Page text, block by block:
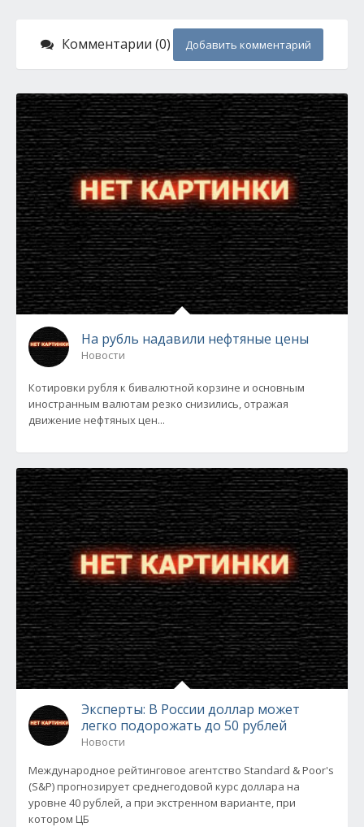
Комментарии (0) Добавить комментарий
На рубль надавили нефтяные цены
Новости
Котировки рубля к бивалютной корзине и основным
иностранным валютам резко снизились, отражая
движение нефтяных цен...
Эксперты: В России доллар может
легко подорожать до 50 рублей
Новости
Международное рейтинговое агентство Standard & Poor's
(S&P) прогнозирует среднегодовой курс доллара на
уровне 40 рублей, а при экстренном варианте, при
котором ЦБ